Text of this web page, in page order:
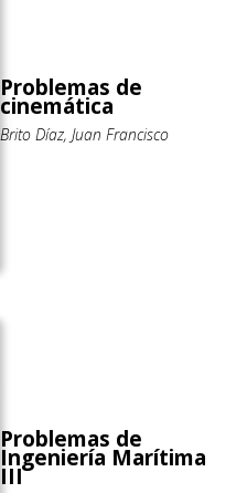
Problemas de
cinemática
Brito Díaz, Juan Francisco
Problemas de
Ingeniería Marítima
III